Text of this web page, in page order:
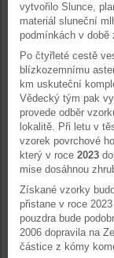
vytvořilo Slunce,
materiál sluneční
podmínkách v době
Po čtyřleté cestě
blízkozemnímu
km uskuteční
Vědecký tým pak
provede odběr
lokalitě. Při letu v
vzorek povrchové
který v roce 2023
mise dosáhnou
Získané vzorky
přistane v roce
pouzdra bude
2006 dopravila na
částice z kómy